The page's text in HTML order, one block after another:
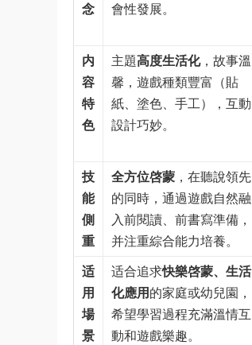
念
會性發展。
内
容
特
色
主題高度生活化，故事溫
馨，遊戲種類豐富（貼
紙、塗色、手工），互動
設計巧妙。
技
能
側
重
全方位啓蒙 ，在聽說領先
的同時，通過遊戲自然融
入前閱讀、前書寫準備，
并注重綜合能力培養。
适
用
場
景
适合追求快樂啓蒙、生活
化應用 的家庭或幼兒園，
希望學習過程充滿溫情互
動和遊戲樂趣。